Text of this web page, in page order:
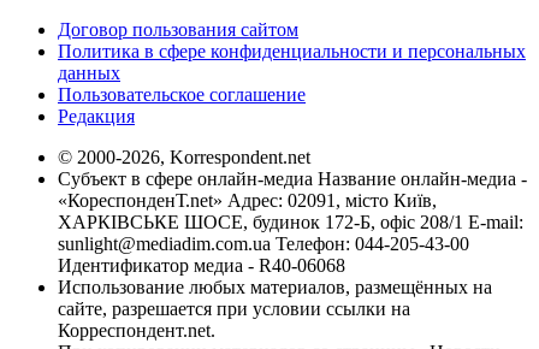
Договор пользования сайтом
Политика в сфере конфиденциальности и персональных
данных
Пользовательское соглашение
Редакция
© 2000-2026, Korrespondent.net
Субъект в сфере онлайн-медиа Название онлайн-медиа -
«КореспонденТ.net» Адрес: 02091, місто Київ,
ХАРКІВСЬКЕ ШОСЕ, будинок 172-Б, офіс 208/1 E-mail:
sunlight@mediadim.com.ua Телефон: 044-205-43-00
Идентификатор медиа - R40-06068
Использование любых материалов, размещённых на
сайте, разрешается при условии ссылки на
Корреспондент.net.